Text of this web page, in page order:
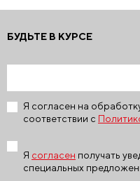
БУДЬТЕ В КУРСЕ
Я согласен на
соответствии с
Я согласен получать
специальных